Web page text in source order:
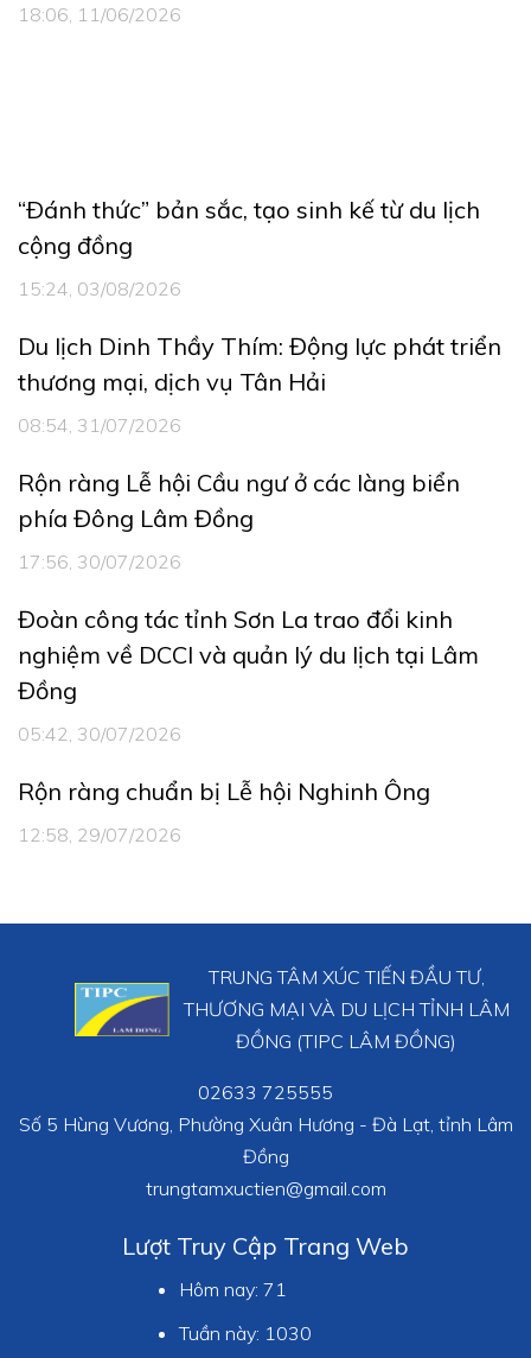
doanh nghiệp, khảo sát sản phẩm và mở ra những hành
18:06, 11/06/2026
“Ðánh thức” bản sắc, tạo sinh kế từ du lịch
cộng đồng
15:24, 03/08/2026
Du lịch Dinh Thầy Thím: Động lực phát triển
thương mại, dịch vụ Tân Hải
08:54, 31/07/2026
Rộn ràng Lễ hội Cầu ngư ở các làng biển
phía Đông Lâm Đồng
17:56, 30/07/2026
Đoàn công tác tỉnh Sơn La trao đổi kinh
nghiệm về DCCI và quản lý du lịch tại Lâm
Đồng
05:42, 30/07/2026
Rộn ràng chuẩn bị Lễ hội Nghinh Ông
12:58, 29/07/2026
TRUNG TÂM XÚC TIẾN ĐẦU TƯ,
THƯƠNG MẠI VÀ DU LỊCH TỈNH LÂM
ĐỒNG (TIPC LÂM ĐỒNG)
02633 725555
Số 5 Hùng Vương, Phường Xuân Hương - Đà Lạt, tỉnh Lâm
Đồng
trungtamxuctien@gmail.com
Lượt Truy Cập Trang Web
Hôm nay: 71
Tuần này: 1030